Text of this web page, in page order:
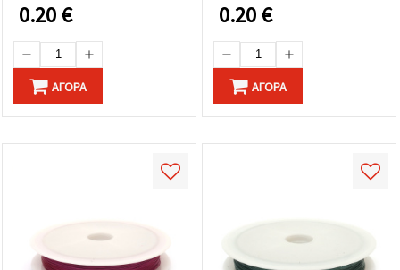
0.20€
ΑΓΟΡΆ
0.20€
ΑΓΟΡΆ